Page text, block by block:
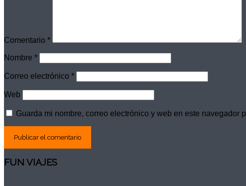
Comentario *
Nombre *
Correo electrónico *
Web
Guarda mi nombre, correo electrónico y web en este navegador
FUN VIAJES